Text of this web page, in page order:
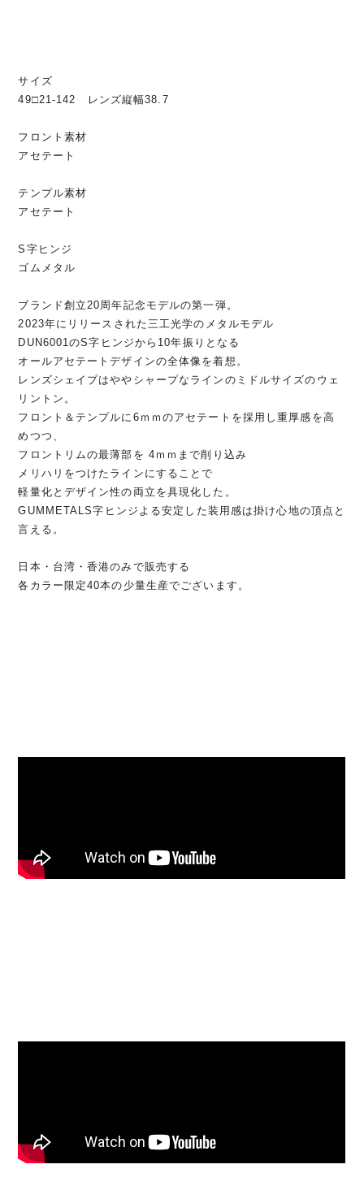
サイズ
49□21-142 レンズ縦幅38.7
フロント素材
アセテート
テンプル素材
アセテート
S字ヒンジ
ゴムメタル
ブランド創立20周年記念モデルの第一弾。
2023年にリリースされた三工光学のメタルモデル
DUN6001のS字ヒンジから10年振りとなる
オールアセテートデザインの全体像を着想。
レンズシェイプはややシャープなラインのミドルサイズのウェ
リントン。
フロント＆テンプルに6ｍｍのアセテートを採用し重厚感を高
めつつ、
フロントリムの最薄部を 4ｍｍまで削り込み
メリハリをつけたラインにすることで
軽量化とデザイン性の両立を具現化した。
GUMMETALS字ヒンジよる安定した装用感は掛け心地の頂点と
言える。
日本・台湾・香港のみで販売する
各カラー限定40本の少量生産でございます。